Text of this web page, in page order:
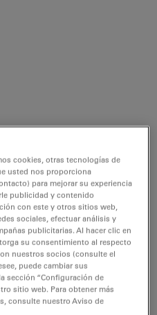
Clem Tran.Shuttle RUO
cookies, otras tecnologías de
usted nos proporciona
para mejorar su experiencia
publicidad y contenido
con este y otros sitios web,
sociales, efectuar análisis y
publicitarias. Al hacer clic en
su consentimiento al respecto
nuestros socios (consulte el
puede cambiar sus
sección “Configuración de
sitio web. Para obtener más
consulte nuestro Aviso de